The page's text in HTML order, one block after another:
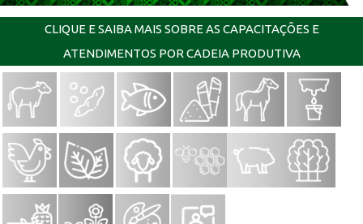
CLIQUE E SAIBA MAIS SOBRE AS CAPACITAÇÕES E
ATENDIMENTOS POR CADEIA PRODUTIVA